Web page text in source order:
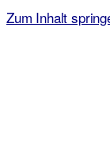
Zum Inhalt